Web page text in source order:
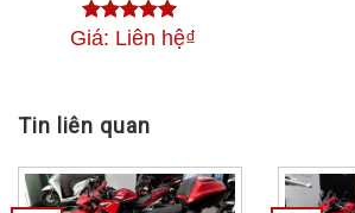
Được xếp
Giá: Liên hệ₫
Tin liên quan